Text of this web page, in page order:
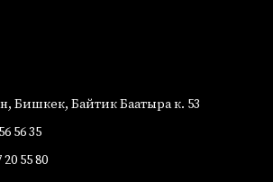
Бишкек, Байтик Баатыра к. 53
56 35
55 80